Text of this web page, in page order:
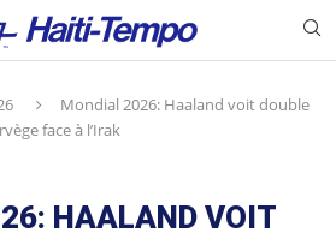
Mondial 2026: Haaland voit double
face à l’Irak
HAALAND VOIT